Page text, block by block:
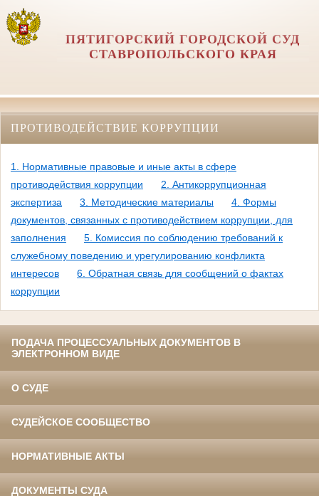
ПЯТИГОРСКИЙ ГОРОДСКОЙ СУД
СТАВРОПОЛЬСКОГО КРАЯ
ПРОТИВОДЕЙСТВИЕ КОРРУПЦИИ
1. Нормативные правовые и иные акты в сфере
противодействия коррупции
2. Антикоррупционная
экспертиза
3. Методические материалы
4. Формы
документов, связанных с противодействием коррупции, для
заполнения
5. Комиссия по соблюдению требований к
служебному поведению и урегулированию конфликта
интересов
6. Обратная связь для сообщений о фактах
коррупции
ПОДАЧА ПРОЦЕССУАЛЬНЫХ ДОКУМЕНТОВ В
ЭЛЕКТРОННОМ ВИДЕ
О СУДЕ
СУДЕЙСКОЕ СООБЩЕСТВО
НОРМАТИВНЫЕ АКТЫ
ДОКУМЕНТЫ СУДА